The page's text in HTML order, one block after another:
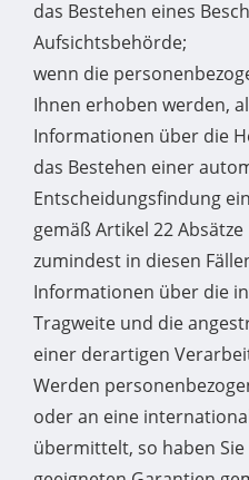
das Bestehen eines
Aufsichtsbehörde;
wenn die
Ihnen erhoben werden,
Informationen über die
das Bestehen einer
Entscheidungsfindung
gemäß Artikel 22
zumindest in diesen
Informationen über die
Tragweite und die
einer derartigen
Werden
oder an eine
übermittelt, so haben